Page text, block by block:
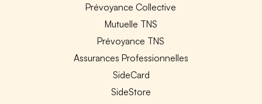
Prévoyance Collective
Mutuelle TNS
Prévoyance TNS
Assurances Professionnelles
SideCard
SideStore